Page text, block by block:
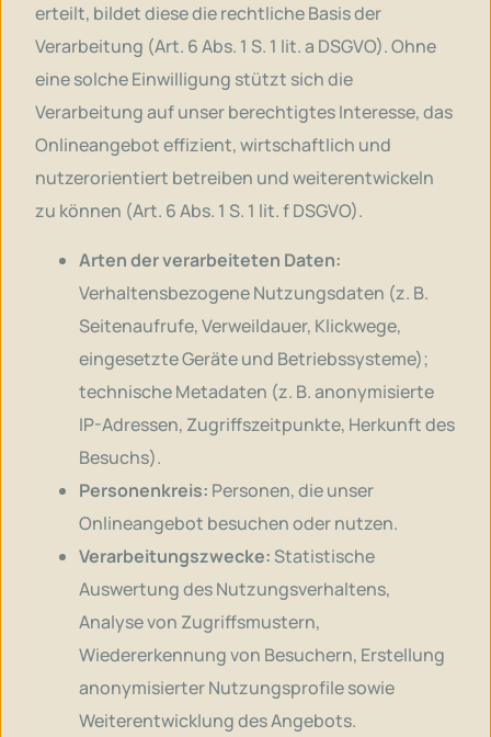
erteilt, bildet diese die rechtliche Basis der
Verarbeitung (Art. 6 Abs. 1 S. 1 lit. a DSGVO). Ohne
eine solche Einwilligung stützt sich die
Verarbeitung auf unser berechtigtes Interesse, das
Onlineangebot effizient, wirtschaftlich und
nutzerorientiert betreiben und weiterentwickeln
zu können (Art. 6 Abs. 1 S. 1 lit. f DSGVO).
Arten der verarbeiteten Daten:
Verhaltensbezogene Nutzungsdaten (z. B.
Seitenaufrufe, Verweildauer, Klickwege,
eingesetzte Geräte und Betriebssysteme);
technische Metadaten (z. B. anonymisierte
IP-Adressen, Zugriffszeitpunkte, Herkunft des
Besuchs).
Personenkreis: Personen, die unser
Onlineangebot besuchen oder nutzen.
Verarbeitungszwecke:Statistische
Auswertung des Nutzungsverhaltens,
Analyse von Zugriffsmustern,
Wiedererkennung von Besuchern, Erstellung
anonymisierter Nutzungsprofile sowie
Weiterentwicklung des Angebots.